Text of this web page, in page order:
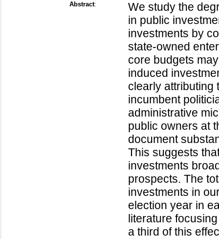
Abstract:
We study the
in public
investments by
state-owned
core budgets
induced
clearly attributing
incumbent
administrative
public owners at
document
This suggests
investments
prospects. The
investments in
election year in
literature
a third of this